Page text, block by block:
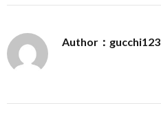
Author：gucchi123